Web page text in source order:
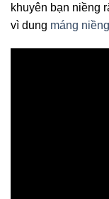
khuyên bạn niềng
vì dung máng